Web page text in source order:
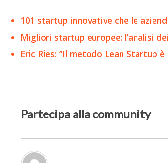
101 startup innovative che le
Migliori startup europee: l’analisi
Eric Ries: “Il metodo Lean Startup è
Partecipa alla community